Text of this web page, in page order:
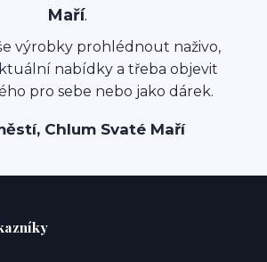
Maří.
výrobky prohlédnout naživo,
nabídky a třeba objevit
pro sebe nebo jako dárek.
Chlum Svaté Maří